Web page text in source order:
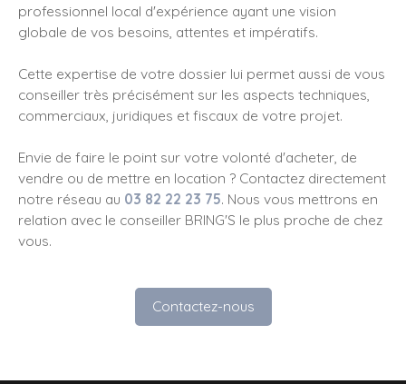
professionnel local d'expérience ayant une vision
globale de vos besoins, attentes et impératifs.
Cette expertise de votre dossier lui permet aussi de vous
conseiller très précisément sur les aspects techniques,
commerciaux, juridiques et fiscaux de votre projet.
Envie de faire le point sur votre volonté d'acheter, de
vendre ou de mettre en location ? Contactez directement
notre réseau au 03 82 22 23 75. Nous vous mettrons en
relation avec le conseiller BRING'S le plus proche de chez
vous.
Contactez-nous